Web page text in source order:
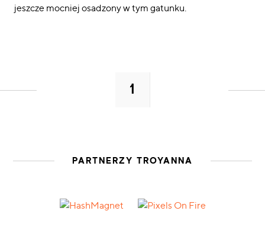
jeszcze mocniej osadzony w tym gatunku.
1
PARTNERZY TROYANNA